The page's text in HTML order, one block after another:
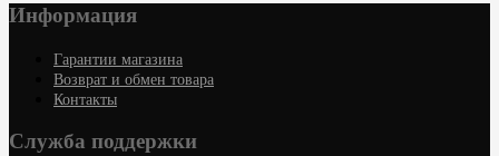
Информация
Гарантии магазина
Возврат и обмен товара
Контакты
Служба поддержки